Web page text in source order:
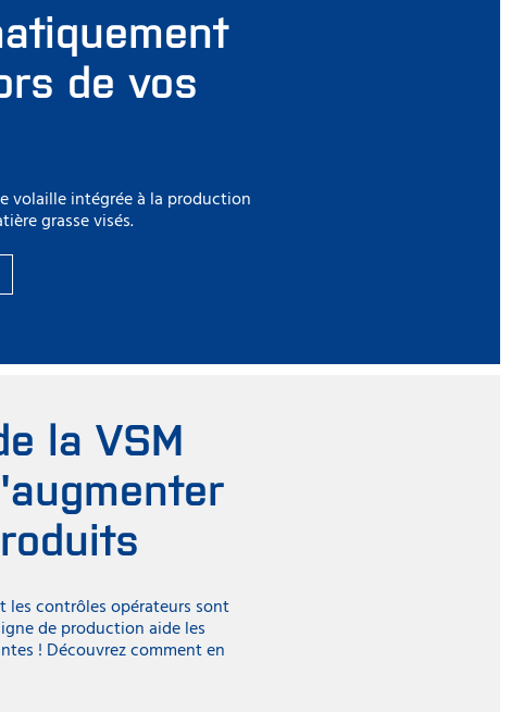
de vos
volaille intégrée à la production
grasse visés.
la VSM
les contrôles opérateurs sont
de production aide les
! Découvrez comment en